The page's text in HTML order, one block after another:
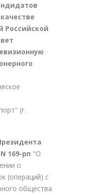
Российской
(г.
169-рп "О
о
(операций) с
общества